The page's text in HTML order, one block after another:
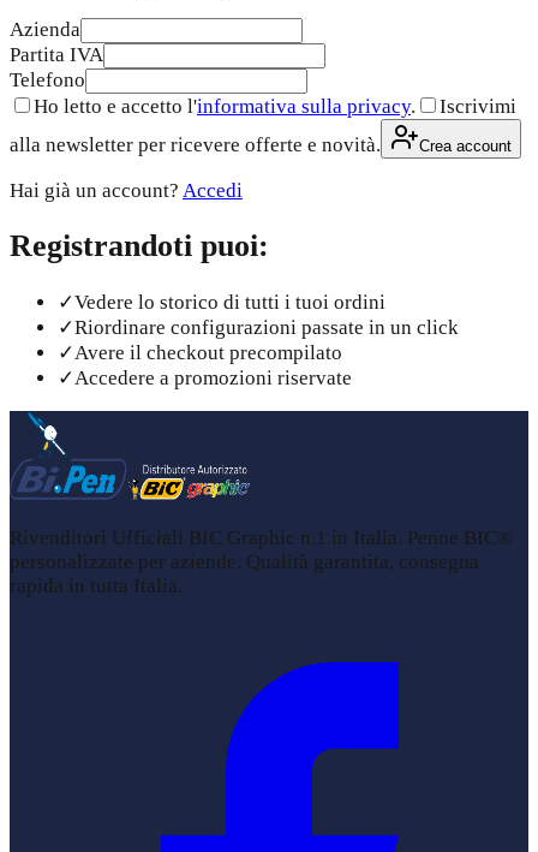
Azienda
Partita IVA
Telefono
Ho letto e accetto l'informativa sulla privacy.
Iscrivimi
alla newsletter per ricevere offerte e novità.
Crea account
Hai già un account? Accedi
Registrandoti puoi:
✓Vedere lo storico di tutti i tuoi ordini
✓Riordinare configurazioni passate in un click
✓Avere il checkout precompilato
✓Accedere a promozioni riservate
Rivenditori Ufficiali BIC Graphic n.1 in Italia. Penne BIC®
personalizzate per aziende. Qualità garantita, consegna
rapida in tutta Italia.